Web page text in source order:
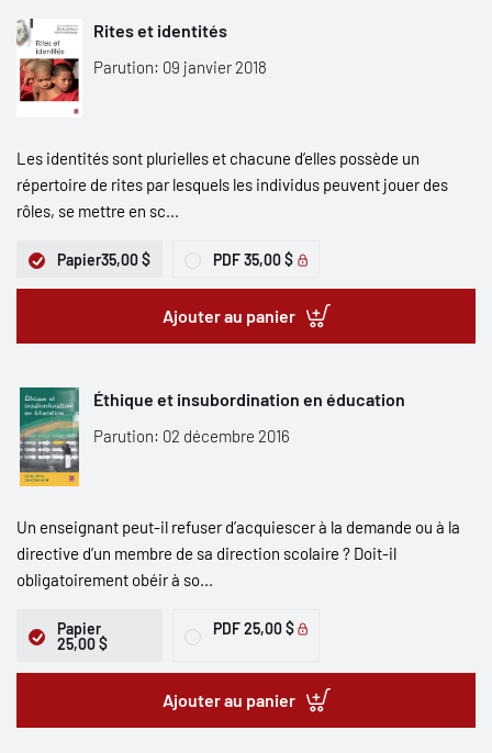
Rites et identités
Parution: 09 janvier 2018
Les identités sont plurielles et chacune d’elles possède un
répertoire de rites par lesquels les individus peuvent jouer des
rôles, se mettre en sc...
Papier35,00 $ PDF 35,00 $
Ajouter au panier
Éthique et insubordination en éducation
Parution: 02 décembre 2016
Un enseignant peut-il refuser d’acquiescer à la demande ou à la
directive d’un membre de sa direction scolaire ? Doit-il
obligatoirement obéir à so...
Papier
25,00 $
PDF25,00 $
Ajouter au panier